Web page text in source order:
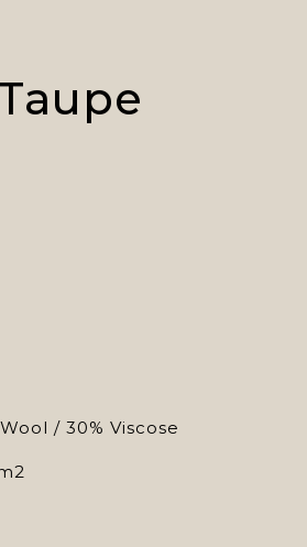
/ 30% Viscose